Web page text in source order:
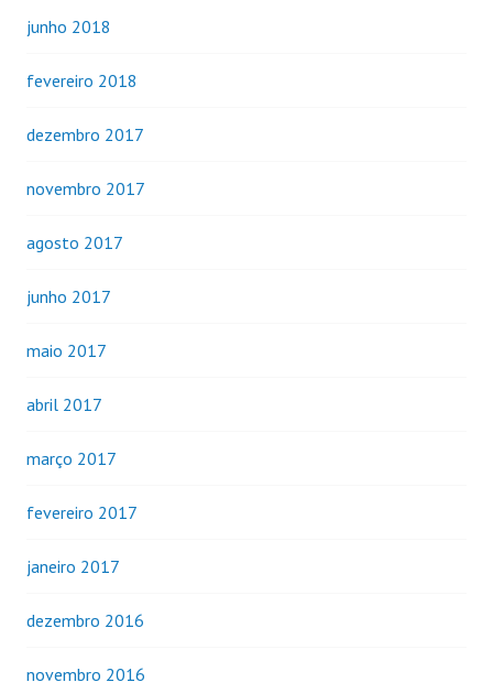
junho 2018
fevereiro 2018
dezembro 2017
novembro 2017
agosto 2017
junho 2017
maio 2017
abril 2017
março 2017
fevereiro 2017
janeiro 2017
dezembro 2016
novembro 2016